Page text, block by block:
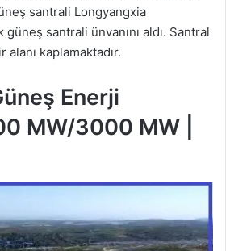
santrali Longyangxia
santrali ünvanını aldı. Santral
kaplamaktadır.
Enerji
MW/3000 MW |